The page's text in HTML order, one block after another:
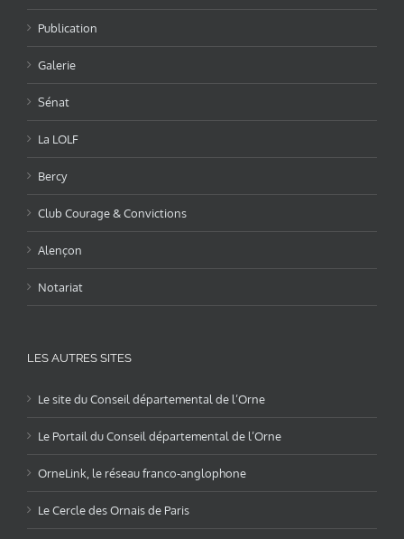
Publication
Galerie
Sénat
La LOLF
Bercy
Club Courage & Convictions
Alençon
Notariat
LES AUTRES SITES
Le site du Conseil départemental de l’Orne
Le Portail du Conseil départemental de l’Orne
OrneLink, le réseau franco-anglophone
Le Cercle des Ornais de Paris